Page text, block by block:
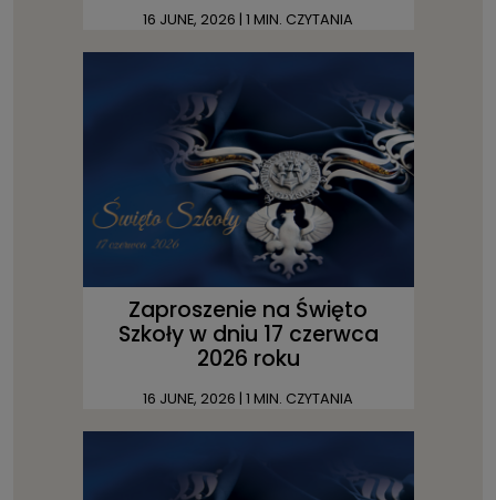
16 JUNE, 2026 | 1 MIN. CZYTANIA
Zaproszenie na Święto
Szkoły w dniu 17 czerwca
2026 roku
16 JUNE, 2026 | 1 MIN. CZYTANIA